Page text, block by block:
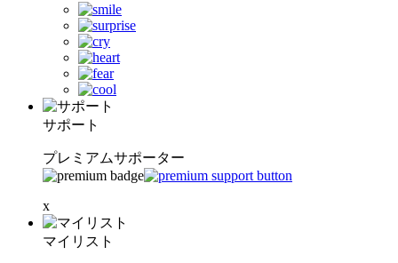
サポート
プレミアムサポーター
x
マイリスト